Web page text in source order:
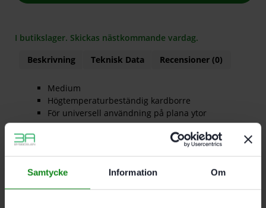
Samtycke Information Om
I butikslager. Skickas nästkommande vardag.
Beskrivning
Teknisk Data Recensioner (0)
Medium
Högtemperaturbeständig kardborre
För universell användning på plana ytor
Anslutningsgänga FastFix; Förpackning 1 Antal
Det finns inga recensioner än.